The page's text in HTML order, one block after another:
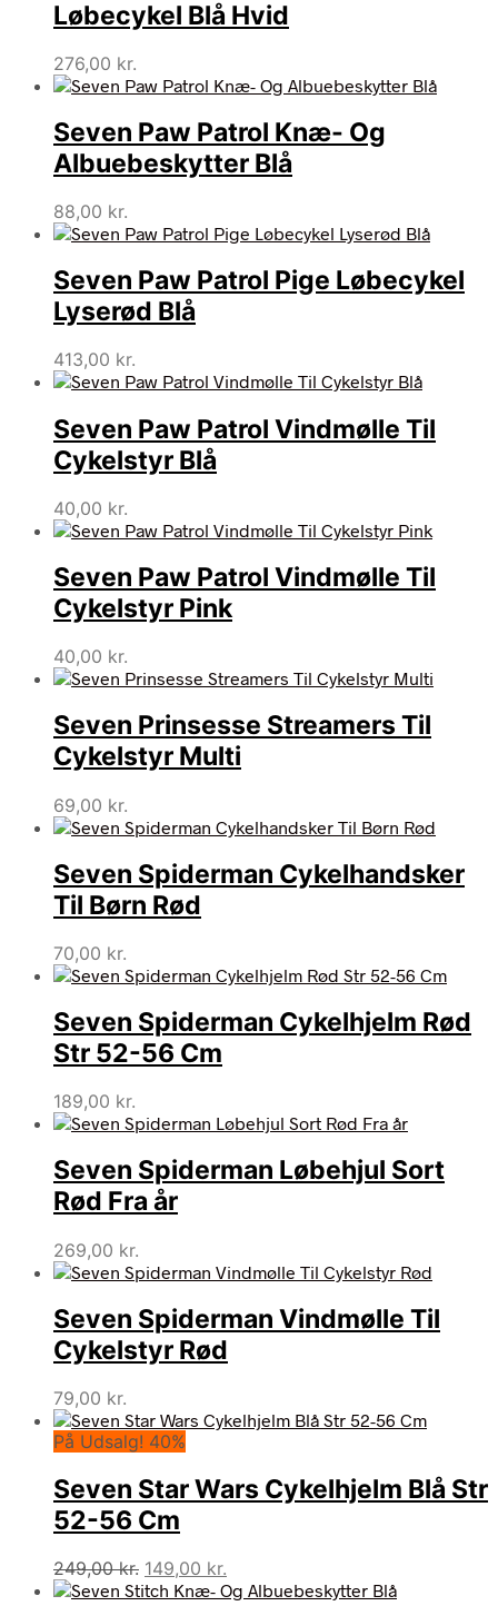
Løbecykel Blå Hvid
276,00 kr.
Seven Paw Patrol Knæ- Og
Albuebeskytter Blå
88,00 kr.
Seven Paw Patrol Pige Løbecykel
Lyserød Blå
413,00 kr.
Seven Paw Patrol Vindmølle Til
Cykelstyr Blå
40,00 kr.
Seven Paw Patrol Vindmølle Til
Cykelstyr Pink
40,00 kr.
Seven Prinsesse Streamers Til
Cykelstyr Multi
69,00 kr.
Seven Spiderman Cykelhandsker
Til Børn Rød
70,00 kr.
Seven Spiderman Cykelhjelm Rød
Str 52-56 Cm
189,00 kr.
Seven Spiderman Løbehjul Sort
Rød Fra år
269,00 kr.
Seven Spiderman Vindmølle Til
Cykelstyr Rød
79,00 kr.
På Udsalg! 40%
Seven Star Wars Cykelhjelm Blå Str
52-56 Cm
249,00kr. Den
oprindelige
149,00 kr.
aktuelle